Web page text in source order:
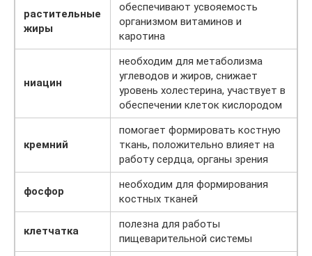
растительные
жиры
обеспечивают усвояемость
организмом витаминов и
каротина
ниацин
необходим для метаболизма
углеводов и жиров, снижает
уровень холестерина, участвует в
обеспечении клеток кислородом
кремний
помогает формировать костную
ткань, положительно влияет на
работу сердца, органы зрения
фосфор
необходим для формирования
костных тканей
клетчатка
полезна для работы
пищеварительной системы